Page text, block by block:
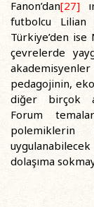
Fanon’dan[27]
futbolcu Lilian
Türkiye’den ise
çevrelerde
akademisyenler
pedagojinin,
diğer birçok
Forum
dolaşıma